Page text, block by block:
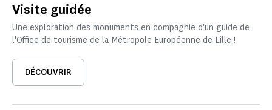
Visite guidée
Une exploration des monuments en compagnie d'un guide de
l'Office de tourisme de la Métropole Européenne de Lille !
DÉCOUVRIR